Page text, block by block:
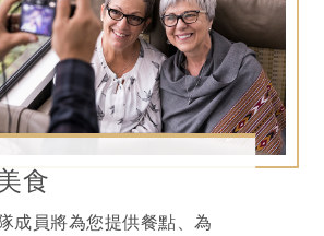
食
成員將為您提供餐點、為